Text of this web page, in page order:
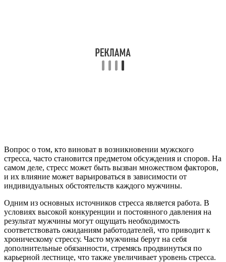
Вопрос о том, кто виноват в возникновении мужского
стресса, часто становится предметом обсуждения и споров. На
самом деле, стресс может быть вызван множеством факторов,
и их влияние может варьироваться в зависимости от
индивидуальных обстоятельств каждого мужчины.
Одним из основных источников стресса является работа. В
условиях высокой конкуренции и постоянного давления на
результат мужчины могут ощущать необходимость
соответствовать ожиданиям работодателей, что приводит к
хроническому стрессу. Часто мужчины берут на себя
дополнительные обязанности, стремясь продвинуться по
карьерной лестнице, что также увеличивает уровень стресса.